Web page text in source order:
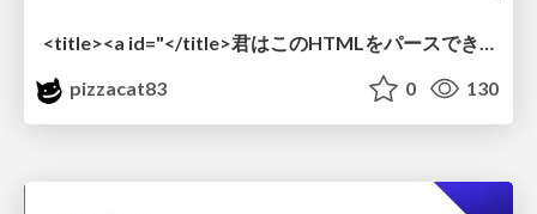
<title><a id="</title>君はこのHTMLをパースできるか"></a></title> #雑LT_study
pizzacat83
0 130